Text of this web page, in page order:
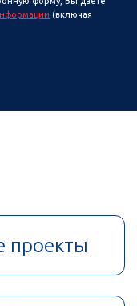
(включая
проекты